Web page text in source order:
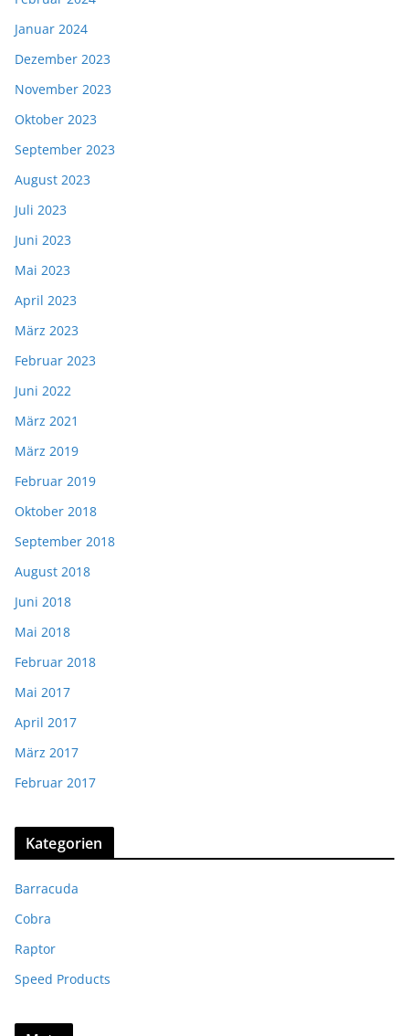
Januar 2024
Dezember 2023
November 2023
Oktober 2023
September 2023
August 2023
Juli 2023
Juni 2023
Mai 2023
April 2023
März 2023
Februar 2023
Juni 2022
März 2021
März 2019
Februar 2019
Oktober 2018
September 2018
August 2018
Juni 2018
Mai 2018
Februar 2018
Mai 2017
April 2017
März 2017
Februar 2017
Kategorien
Barracuda
Cobra
Raptor
Speed Products